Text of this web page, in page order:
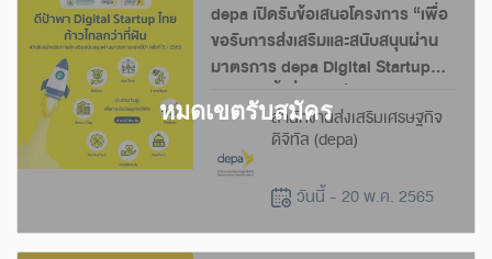
depa เปิดรับข้อเสนอโครงการ “เพื่อ
ขอรับการส่งเสริมและสนับสนุนผ่าน
มาตรการ depa Digital Startup
Fund” ครั้งที่ 5 ประจำปี 2565
สำนักงานส่งเสริมเศรษฐกิจ
ดิจิทัล (depa)
วันนี้ - 20 พ.ค. 2565